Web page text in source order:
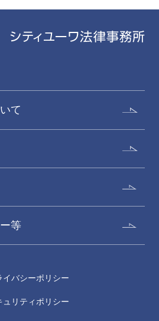
て
等
イバシーポリシー
ュリティポリシー